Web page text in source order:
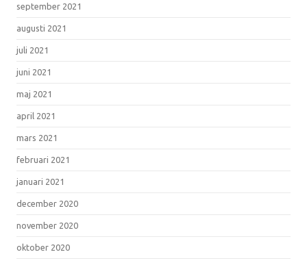
september 2021
augusti 2021
juli 2021
juni 2021
maj 2021
april 2021
mars 2021
februari 2021
januari 2021
december 2020
november 2020
oktober 2020